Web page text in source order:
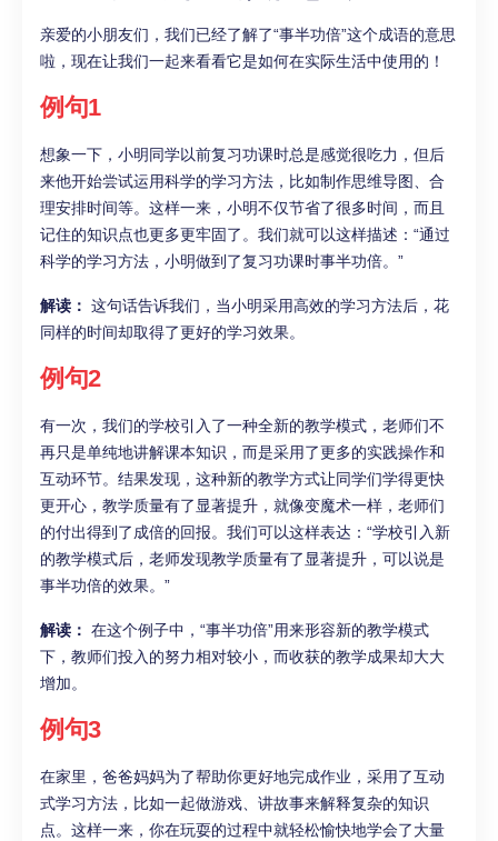
亲爱的小朋友们，我们已经了解了“事半功倍”这个成语的意思
啦，现在让我们一起来看看它是如何在实际生活中使用的！
例句1
想象一下，小明同学以前复习功课时总是感觉很吃力，但后
来他开始尝试运用科学的学习方法，比如制作思维导图、合
理安排时间等。这样一来，小明不仅节省了很多时间，而且
记住的知识点也更多更牢固了。我们就可以这样描述：“通过
科学的学习方法，小明做到了复习功课时事半功倍。”
解读： 这句话告诉我们，当小明采用高效的学习方法后，花
同样的时间却取得了更好的学习效果。
例句2
有一次，我们的学校引入了一种全新的教学模式，老师们不
再只是单纯地讲解课本知识，而是采用了更多的实践操作和
互动环节。结果发现，这种新的教学方式让同学们学得更快
更开心，教学质量有了显著提升，就像变魔术一样，老师们
的付出得到了成倍的回报。我们可以这样表达：“学校引入新
的教学模式后，老师发现教学质量有了显著提升，可以说是
事半功倍的效果。”
解读： 在这个例子中，“事半功倍”用来形容新的教学模式
下，教师们投入的努力相对较小，而收获的教学成果却大大
增加。
例句3
在家里，爸爸妈妈为了帮助你更好地完成作业，采用了互动
式学习方法，比如一起做游戏、讲故事来解释复杂的知识
点。这样一来，你在玩耍的过程中就轻松愉快地学会了大量